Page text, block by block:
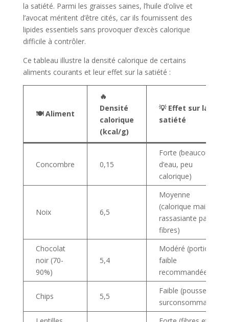
la satiété. Parmi les graisses saines, l’huile d’olive et
l’avocat méritent d’être cités, car ils fournissent des
lipides essentiels sans provoquer d’excès calorique
difficile à contrôler.
Ce tableau illustre la densité calorique de certains
aliments courants et leur effet sur la satiété :
🍽️ Aliment
🔥
Densité
calorique
(kcal/g)
💡 Effet sur la
satiété
Concombre 0,15
Forte (beaucoup
d’eau, peu
calorique)
Noix 6,5
Moyenne
(calorique mais
rassasiante par les
fibres)
Chocolat
noir (70-
90%)
5,4
Modéré (portion
faible
recommandée)
Chips 5,5
Faible (pousse à la
surconsommation)